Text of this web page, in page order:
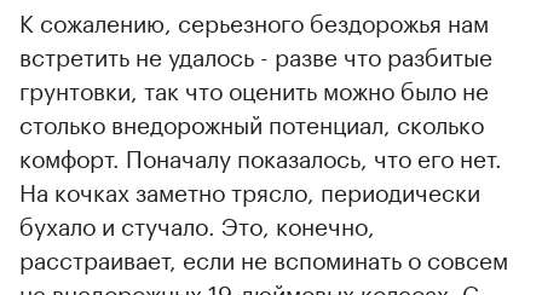
К сожалению, серьезного бездорожья нам
встретить не удалось - разве что разбитые
грунтовки, так что оценить можно было не
столько внедорожный потенциал, сколько
комфорт. Поначалу показалось, что его нет.
На кочках заметно трясло, периодически
бухало и стучало. Это, конечно,
расстраивает, если не вспоминать о совсем